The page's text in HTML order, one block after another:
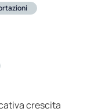
crescita